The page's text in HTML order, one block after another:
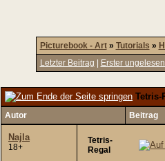
Picturebook - Art» Tutorials »
Letzter Beitrag
Erster
Tetris-
Autor Beitrag
Najla
18+
Tetris-
Regal